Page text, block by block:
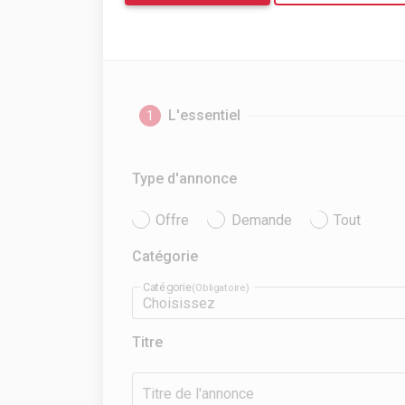
1 L'essentiel
Type d'annonce
Offre Demande Tout
Catégorie
Catégorie(Obligatoire)
Choisissez
Titre
Titre de l'annonce